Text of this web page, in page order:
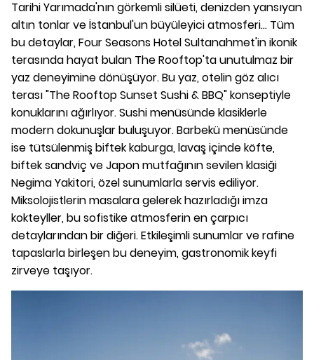
Tarihi Yarımada'nın görkemli silüeti, denizden yansıyan
altın tonlar ve İstanbul'un büyüleyici atmosferi... Tüm
bu detaylar, Four Seasons Hotel Sultanahmet'in ikonik
terasında hayat bulan The Rooftop'ta unutulmaz bir
yaz deneyimine dönüşüyor. Bu yaz, otelin göz alıcı
terası "The Rooftop Sunset Sushi & BBQ" konseptiyle
konuklarını ağırlıyor. Sushi menüsünde klasiklerle
modern dokunuşlar buluşuyor. Barbekü menüsünde
ise tütsülenmiş biftek kaburga, lavaş içinde köfte,
biftek sandviç ve Japon mutfağının sevilen klasiği
Negima Yakitori, özel sunumlarla servis ediliyor.
Miksolojistlerin masalara gelerek hazırladığı imza
kokteyller, bu sofistike atmosferin en çarpıcı
detaylarından bir diğeri. Etkileşimli sunumlar ve rafine
tapaslarla birleşen bu deneyim, gastronomik keyfi
zirveye taşıyor.